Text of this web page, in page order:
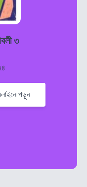
৩
পড়ুন